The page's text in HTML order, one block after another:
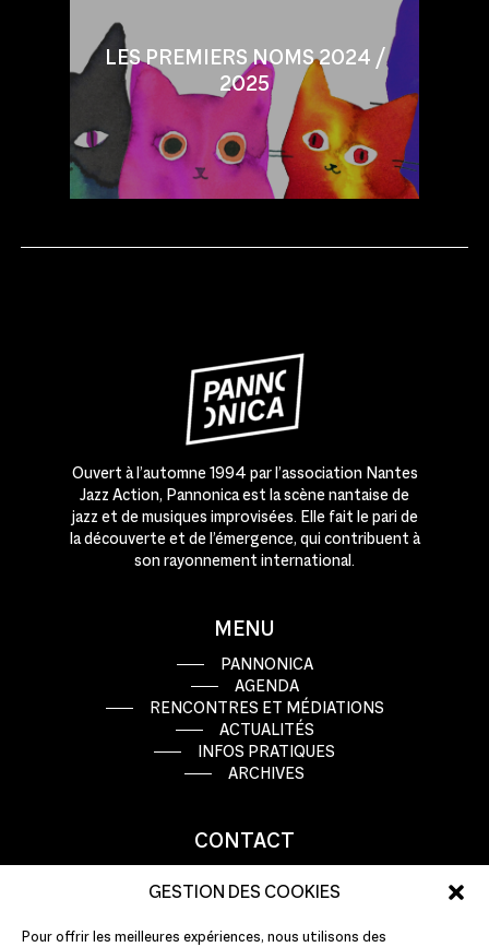
GESTION DES COOKIES
Pour offrir les meilleures expériences, nous utilisons des
LES PREMIERS NOMS 2024 /
2025
Ouvert à l’automne 1994 par l’association Nantes
Jazz Action, Pannonica est la scène nantaise de
jazz et de musiques improvisées. Elle fait le pari de
la découverte et de l’émergence, qui contribuent à
son rayonnement international.
MENU
PANNONICA
AGENDA
RENCONTRES ET MÉDIATIONS
ACTUALITÉS
INFOS PRATIQUES
ARCHIVES
CONTACT
44000 Nantes